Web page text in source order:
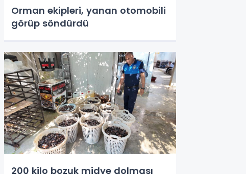
Orman ekipleri, yanan otomobili
görüp söndürdü
200 kilo bozuk midye dolması